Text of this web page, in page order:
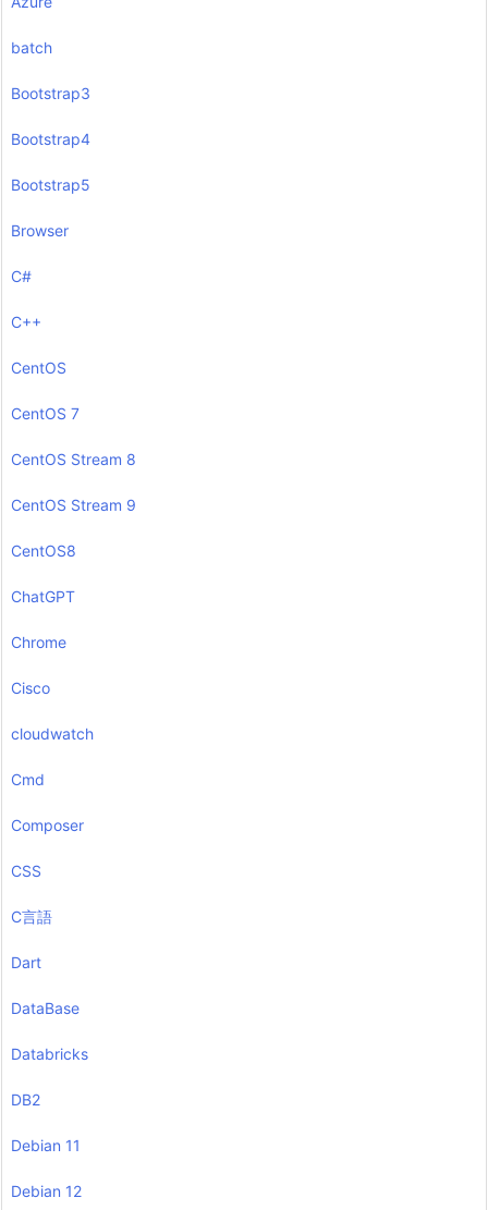
batch
Bootstrap3
Bootstrap4
Bootstrap5
Browser
C#
C++
CentOS
CentOS 7
CentOS Stream 8
CentOS Stream 9
CentOS8
ChatGPT
Chrome
Cisco
cloudwatch
Cmd
Composer
CSS
C言語
Dart
DataBase
Databricks
DB2
Debian 11
Debian 12